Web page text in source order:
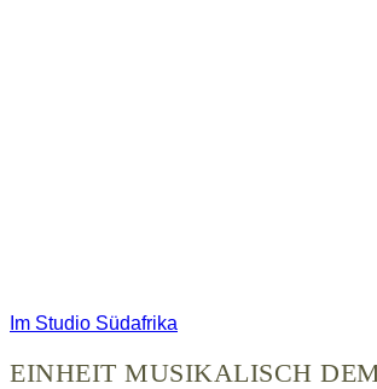
Im Studio Südafrika
EINHEIT MUSIKALISCH